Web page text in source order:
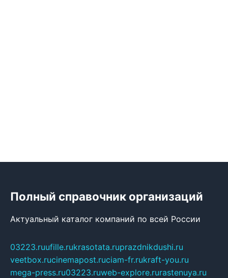
Полный справочник организаций
Актуальный каталог компаний по всей России
03223.ruufille.rukrasotata.ruprazdnikdushi.ru
veetbox.rucinemapost.ruciam-fr.rukraft-you.ru
mega-press.ru03223.ruweb-explore.rurastenuya.ru